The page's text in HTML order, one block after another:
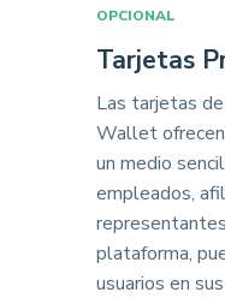
OPCIONAL
Tarjetas
Las tarjetas
Wallet
un medio
empleados,
plataforma,
usuarios en